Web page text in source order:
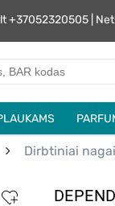
|
Dirbtiniai